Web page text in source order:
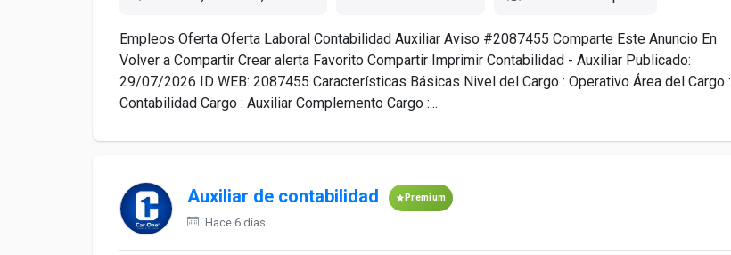
Empleos Oferta Oferta Laboral Contabilidad Auxiliar Aviso #2087455 Comparte Este Anuncio En
Volver a Compartir Crear alerta Favorito Compartir Imprimir Contabilidad - Auxiliar Publicado:
29/07/2026 ID WEB: 2087455 Características Básicas Nivel del Cargo : Operativo Área del Cargo :
Contabilidad Cargo : Auxiliar Complemento Cargo :...
Auxiliar de contabilidad Premium
Hace 6 días